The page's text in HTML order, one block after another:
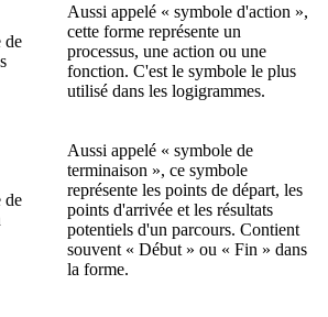
de
Aussi appelé « symbole d'action »,
cette forme représente un
processus, une action ou une
fonction. C'est le symbole le plus
utilisé dans les logigrammes.
de
Aussi appelé « symbole de
terminaison », ce symbole
représente les points de départ, les
points d'arrivée et les résultats
potentiels d'un parcours. Contient
souvent « Début » ou « Fin » dans
la forme.